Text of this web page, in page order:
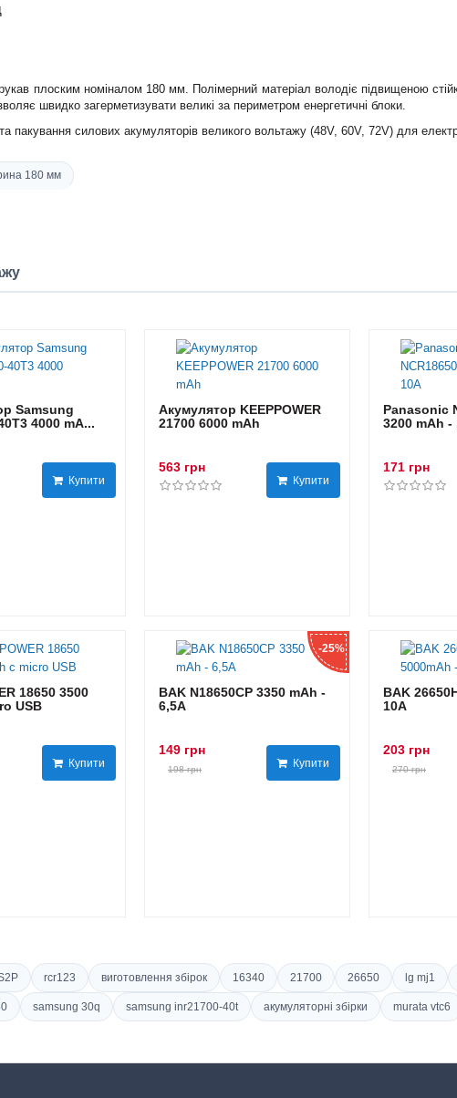
плоским номіналом 180 мм. Полімерний матеріал володіє підвищеною
швидко загерметизувати великі за периметром енергетичні блоки.
пакування силових акумуляторів великого вольтажу (48V, 60V, 72V) для
180 мм
Samsung
4000 mA...
Купити
Акумулятор KEEPPOWER
21700 6000 mAh
563 грн
Купити
Panasonic
3200 mAh -
171 грн
18650 3500
USB
Купити
-25%
BAK N18650CP 3350 mAh -
6,5А
149 грн
198 грн Купити
BAK
10А
203 грн
270 грн
rcr123 виготовлення збірок 16340 21700 26650 lg mj1
samsung 30q samsung inr21700-40t акумуляторні збірки murata vtc6